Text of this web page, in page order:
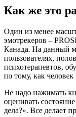
Как же это
Один из менее
эмотрекеров –
Канада. На данный
пользователях,
психотерапевтов,
по тому, как
Не надо нажимать
оценивать
дела?». Все делает